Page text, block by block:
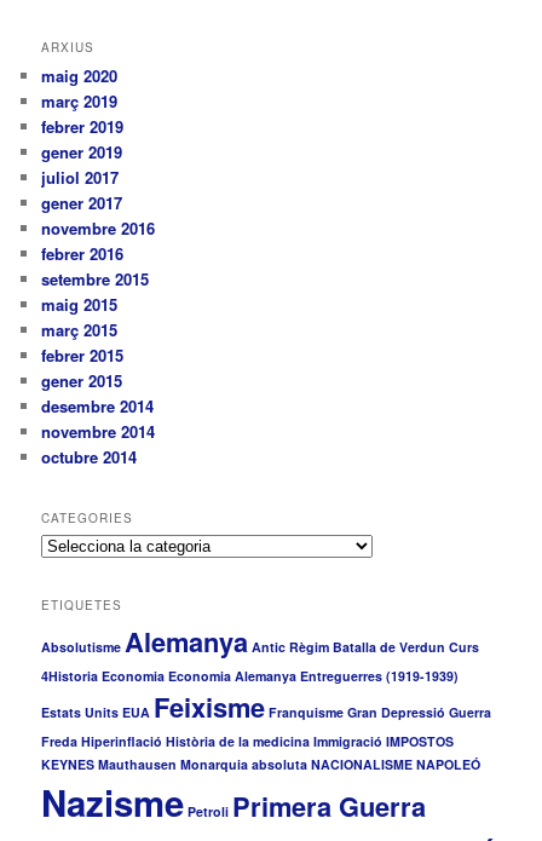
ARXIUS
maig 2020
març 2019
febrer 2019
gener 2019
juliol 2017
gener 2017
novembre 2016
febrer 2016
setembre 2015
maig 2015
març 2015
febrer 2015
gener 2015
desembre 2014
novembre 2014
octubre 2014
CATEGORIES
C
e
r
i
s
ETIQUETES
Absolutisme Alemanya Antic Règim Batalla de Verdun Curs
4Historia Economia Economia Alemanya Entreguerres (1919-1939)
Estats Units EUA Feixisme Franquisme Gran Depressió Guerra
Freda Hiperinflació Història de la medicina Immigració IMPOSTOS
KEYNES Mauthausen Monarquia absoluta NACIONALISME NAPOLEÓ
Nazisme Petroli Primera Guerra